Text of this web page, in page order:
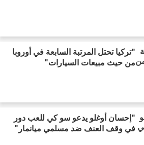
"تركيا تحتل المرتبة السابعة في أوروبا
من حيث مبيعات السيارات"
"إحسان أوغلو يدعو سو كي للعب دور
في وقف العنف ضد مسلمي ميانمار"